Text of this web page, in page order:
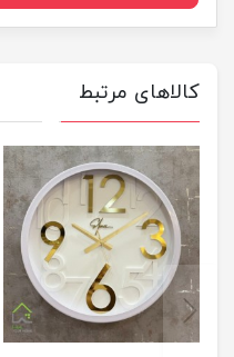
کالاهای مرتبط
previus